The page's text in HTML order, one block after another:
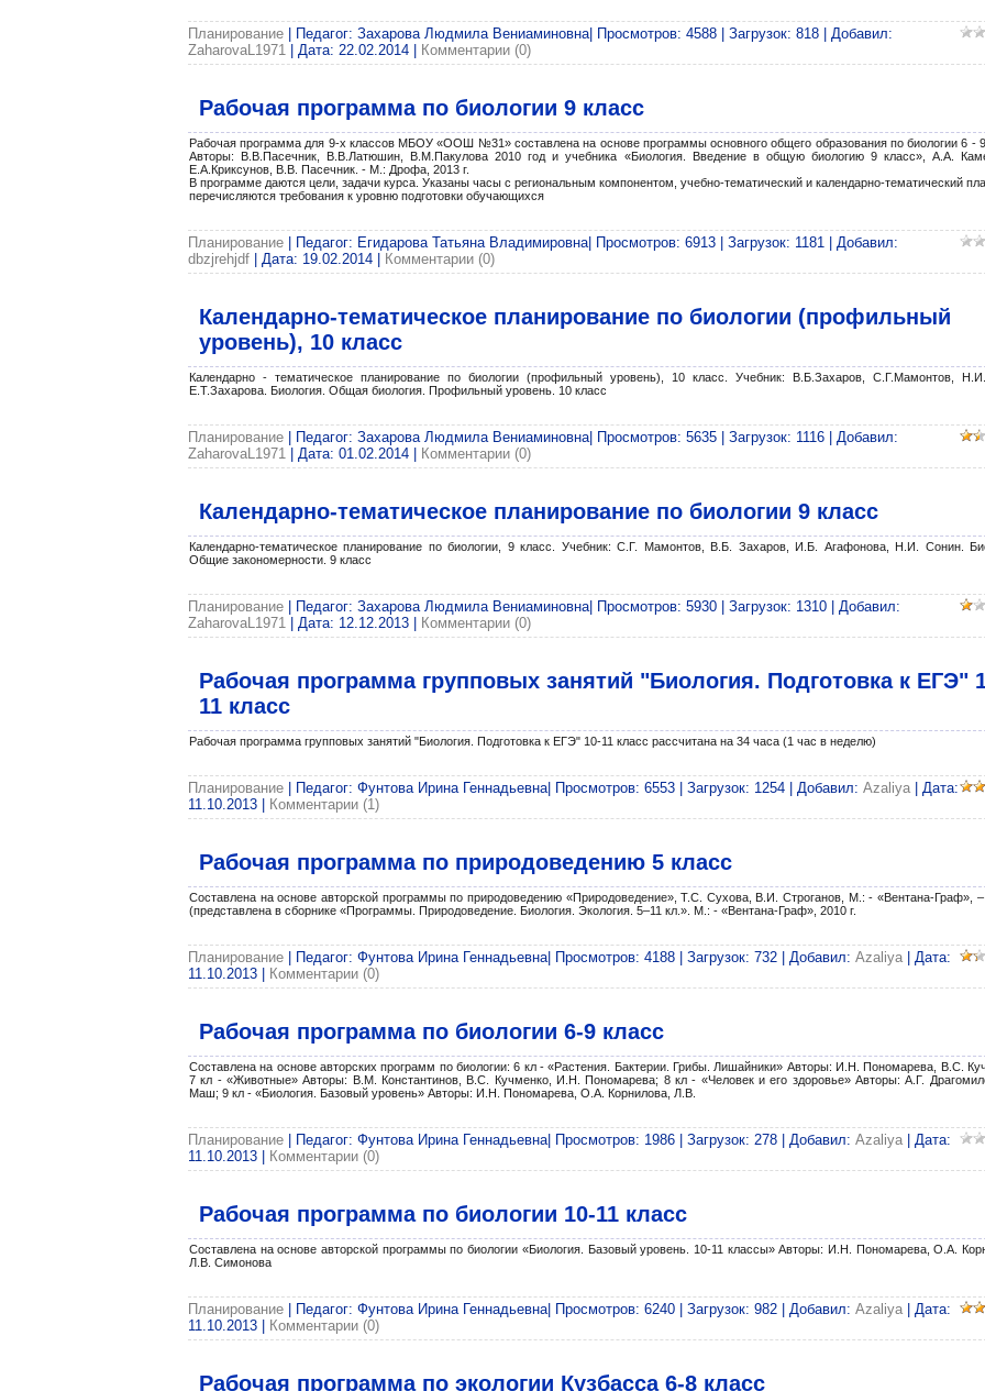
Планирование | Педагог: Захарова Людмила Вениаминовна| Просмотров: 4588 | Загрузок: 818 | Добавил:
ZaharovaL1971 | Дата: 22.02.2014 Комментарии (0)
Рабочая программа по биологии 9 класс
Рабочая программа для 9-х классов МБОУ «ООШ №31» составлена на основе программы основного общего образования по биологии 6 - 9
Авторы: В.В.Пасечник, В.В.Латюшин, В.М.Пакулова 2010 год и учебника «Биология. Введение в общую биологию 9 класс», А.А.
Е.А.Криксунов, В.В. Пасечник. - М.: Дрофа, 2013 г.
В программе даются цели, задачи курса. Указаны часы с региональным компонентом, учебно-тематический и календарно-тематический
перечисляются требования к уровню подготовки обучающихся
Планирование | Педагог: Егидарова Татьяна Владимировна| Просмотров: 6913 | Загрузок: 1181 | Добавил:
dbzjrehjdf | Дата: 19.02.2014 Комментарии (0)
Календарно-тематическое планирование по биологии (профильный
уровень), 10 класс
Календарно - тематическое планирование по биологии (профильный уровень), 10 класс. Учебник: В.Б.Захаров, С.Г.Мамонтов,
Е.Т.Захарова. Биология. Общая биология. Профильный уровень. 10 класс
Планирование | Педагог: Захарова Людмила Вениаминовна| Просмотров: 5635 | Загрузок: 1116 | Добавил:
ZaharovaL1971 | Дата: 01.02.2014 Комментарии (0)
Календарно-тематическое планирование по биологии 9 класс
Календарно-тематическое планирование по биологии, 9 класс. Учебник: С.Г. Мамонтов, В.Б. Захаров, И.Б. Агафонова, Н.И. Сонин.
Общие закономерности. 9 класс
Планирование | Педагог: Захарова Людмила Вениаминовна| Просмотров: 5930 | Загрузок: 1310 | Добавил:
ZaharovaL1971 | Дата: 12.12.2013 Комментарии (0)
Рабочая программа групповых занятий "Биология. Подготовка к ЕГЭ"
11 класс
Рабочая программа групповых занятий "Биология. Подготовка к ЕГЭ" 10-11 класс рассчитана на 34 часа (1 час в неделю)
Планирование | Педагог: Фунтова Ирина Геннадьевна| Просмотров: 6553 | Загрузок: 1254 | Добавил: Azaliya | Дата:
11.10.2013
Комментарии (1)
Рабочая программа по природоведению 5 класс
Составлена на основе авторской программы по природоведению «Природоведение», Т.С. Сухова, В.И. Строганов, М.: - «Вентана-Граф», –
(представлена в сборнике «Программы. Природоведение. Биология. Экология. 5–11 кл.». М.: - «Вентана-Граф», 2010 г.
Планирование | Педагог: Фунтова Ирина Геннадьевна| Просмотров: 4188 | Загрузок: 732 | Добавил: Azaliya | Дата:
11.10.2013
Комментарии (0)
Рабочая программа по биологии 6-9 класс
Cоставлена на основе авторских программ по биологии: 6 кл - «Растения. Бактерии. Грибы. Лишайники» Авторы: И.Н. Пономарева, В.С.
7 кл - «Животные» Авторы: В.М. Константинов, В.С. Кучменко, И.Н. Пономарева; 8 кл - «Человек и его здоровье» Авторы: А.Г.
Маш; 9 кл - «Биология. Базовый уровень» Авторы: И.Н. Пономарева, О.А. Корнилова, Л.В.
Планирование | Педагог: Фунтова Ирина Геннадьевна| Просмотров: 1986 | Загрузок: 278 | Добавил: Azaliya | Дата:
11.10.2013
Комментарии (0)
Рабочая программа по биологии 10-11 класс
Составлена на основе авторской программы по биологии «Биология. Базовый уровень. 10-11 классы» Авторы: И.Н. Пономарева, О.А.
Л.В. Симонова
Планирование | Педагог: Фунтова Ирина Геннадьевна| Просмотров: 6240 | Загрузок: 982 | Добавил: Azaliya | Дата:
11.10.2013
Комментарии (0)
Рабочая программа по экологии Кузбасса 6-8 класс